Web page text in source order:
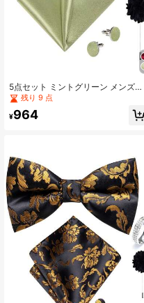
5点セット ミントグリーン メンズア
クセサリーセット、蝶ネクタイ ポケ
ットチーフ カフスボタン ブローチ
取り外し可能なリング、ランダムな
残り 9 点
¥964